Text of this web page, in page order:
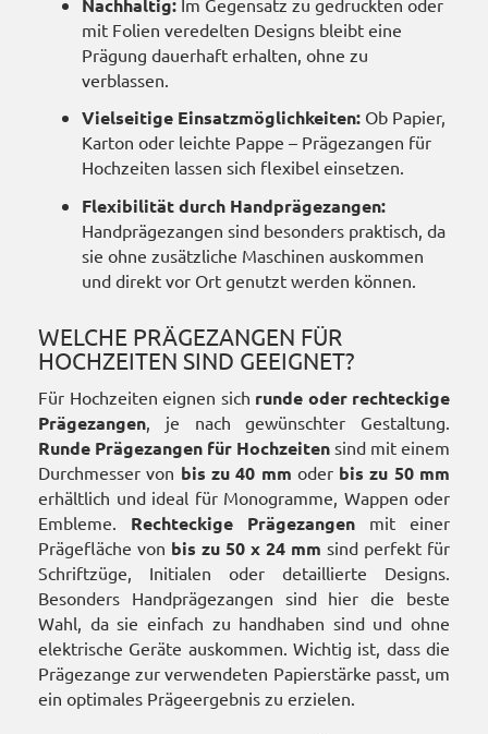
mit Folien veredelten Designs bleibt eine
Prägung dauerhaft erhalten, ohne zu
verblassen.
Vielseitige Einsatzmöglichkeiten: Ob Papier,
Karton oder leichte Pappe – Prägezangen für
Hochzeiten lassen sich flexibel einsetzen.
Flexibilität durch Handprägezangen:
Handprägezangen sind besonders praktisch, da
sie ohne zusätzliche Maschinen auskommen
und direkt vor Ort genutzt werden können.
WELCHE PRÄGEZANGEN FÜR
HOCHZEITEN SIND GEEIGNET?
Für Hochzeiten eignen sich runde oder rechteckige
Prägezangen , je nach gewünschter Gestaltung.
Runde Prägezangen für Hochzeiten sind mit einem
Durchmesser von bis zu 40 mm oder bis zu 50 mm
erhältlich und ideal für Monogramme, Wappen oder
Embleme. Rechteckige Prägezangen mit einer
Prägefläche von bis zu 50 x 24 mm sind perfekt für
Schriftzüge, Initialen oder detaillierte Designs.
Besonders Handprägezangen sind hier die beste
Wahl, da sie einfach zu handhaben sind und ohne
elektrische Geräte auskommen. Wichtig ist, dass die
Prägezange zur verwendeten Papierstärke passt, um
ein optimales Prägeergebnis zu erzielen.